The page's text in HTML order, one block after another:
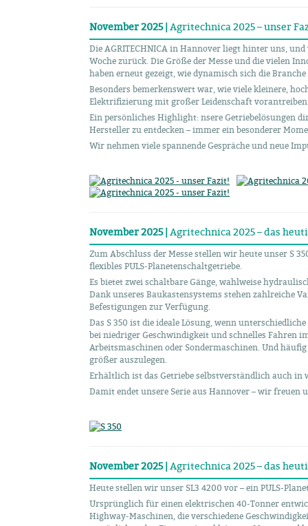
November 2025 | Agritechnica 2025 – unser
Die AGRITECHNICA in Hannover liegt hinter uns,
Woche zurück. Die Größe der Messe und die vielen
haben erneut gezeigt, wie dynamisch sich die
Besonders bemerkenswert war, wie viele kleinere,
Elektrifizierung mit großer Leidenschaft
Ein persönliches Highlight: nsere Getriebelösungen
Hersteller zu entdecken – immer ein besonderer
Wir nehmen viele spannende Gespräche und neue
November 2025 | Agritechnica 2025 – das
Zum Abschluss der Messe stellen wir heute unser S
flexibles PULS-Planetenschaltgetriebe.
Es bietet zwei schaltbare Gänge, wahlweise
Dank unseres Baukastensystems stehen zahlreiche
Befestigungen zur Verfügung.
Das S 350 ist die ideale Lösung, wenn
bei niedriger Geschwindigkeit und schnelles Fahren
Arbeitsmaschinen oder Sondermaschinen. Und
größer auszulegen.
Erhältlich ist das Getriebe selbstverständlich auch in
Damit endet unsere Serie aus Hannover – wir freuen
November 2025 | Agritechnica 2025 – das
Heute stellen wir unser SL3 4200 vor – ein PULS-
Ursprünglich für einen elektrischen 40-Tonner
Highway-Maschinen, die verschiedene